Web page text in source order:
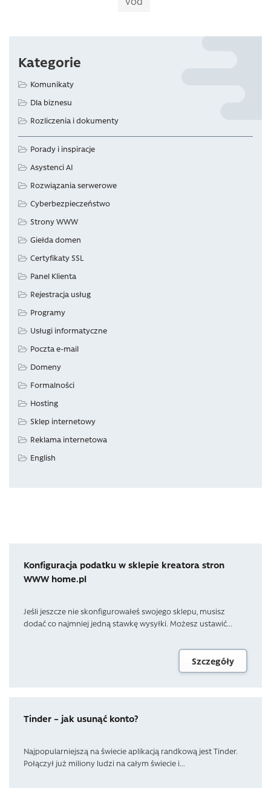
Kategorie
Komunikaty
Dla biznesu
Rozliczenia i dokumenty
Porady i inspiracje
Asystenci AI
Rozwiązania serwerowe
Cyberbezpieczeństwo
Strony WWW
Giełda domen
Certyfikaty SSL
Panel Klienta
Rejestracja usług
Programy
Usługi informatyczne
Poczta e-mail
Domeny
Formalności
Hosting
Sklep internetowy
Reklama internetowa
English
Konfiguracja podatku w sklepie kreatora stron
WWW home.pl
Jeśli jeszcze nie skonfigurowałeś swojego sklepu, musisz
dodać co najmniej jedną stawkę wysyłki. Możesz ustawić...
Szczegóły
Tinder – jak usunąć konto?
Najpopularniejszą na świecie aplikacją randkową jest Tinder.
Połączył już miliony ludzi na całym świecie i...